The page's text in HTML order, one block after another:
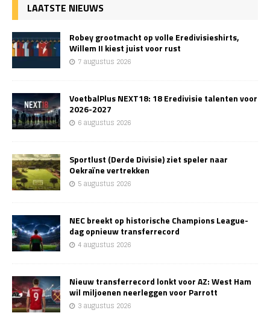
LAATSTE NIEUWS
Robey grootmacht op volle Eredivisieshirts,
Willem II kiest juist voor rust
7 augustus 2026
VoetbalPlus NEXT18: 18 Eredivisie talenten voor
2026-2027
6 augustus 2026
Sportlust (Derde Divisie) ziet speler naar
Oekraïne vertrekken
5 augustus 2026
NEC breekt op historische Champions League-
dag opnieuw transferrecord
4 augustus 2026
Nieuw transferrecord lonkt voor AZ: West Ham
wil miljoenen neerleggen voor Parrott
3 augustus 2026